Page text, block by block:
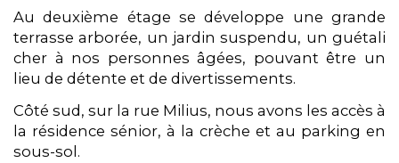
Au deuxième étage se développe une grande
terrasse arborée, un jardin suspendu, un guétali
cher à nos personnes âgées, pouvant être un
lieu de détente et de divertissements.
Côté sud, sur la rue Milius, nous avons les accès à
la résidence sénior, à la crèche et au parking en
sous-sol.